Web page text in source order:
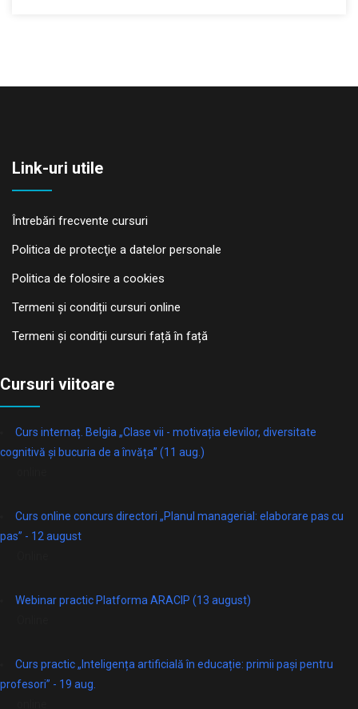
Link-uri utile
Întrebări frecvente cursuri
Politica de protecţie a datelor personale
Politica de folosire a cookies
Termeni și condiții cursuri online
Termeni și condiții cursuri față în față
Cursuri viitoare
Curs internaț. Belgia „Clase vii - motivația elevilor, diversitate
cognitivă și bucuria de a învăța” (11 aug.)
Curs online concurs directori „Planul managerial: elaborare pas cu
pas” - 12 august
Webinar practic Platforma ARACIP (13 august)
Curs practic „Inteligența artificială în educație: primii pași pentru
profesori” - 19 aug.